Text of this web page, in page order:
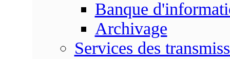
Banque
Archivage
Services des